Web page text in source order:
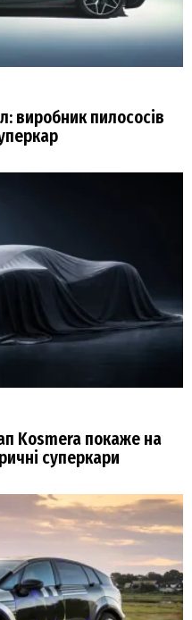
виробник пилососів
Kosmera покаже на
суперкари